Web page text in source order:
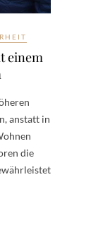
einem
anstatt in
die